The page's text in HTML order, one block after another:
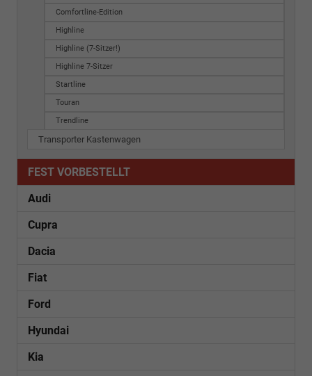
Comfortline-Edition
Highline
Highline (7-Sitzer!)
Highline 7-Sitzer
Startline
Touran
Trendline
Transporter Kastenwagen
FEST VORBESTELLT
Audi
Cupra
Dacia
Fiat
Ford
Hyundai
Kia